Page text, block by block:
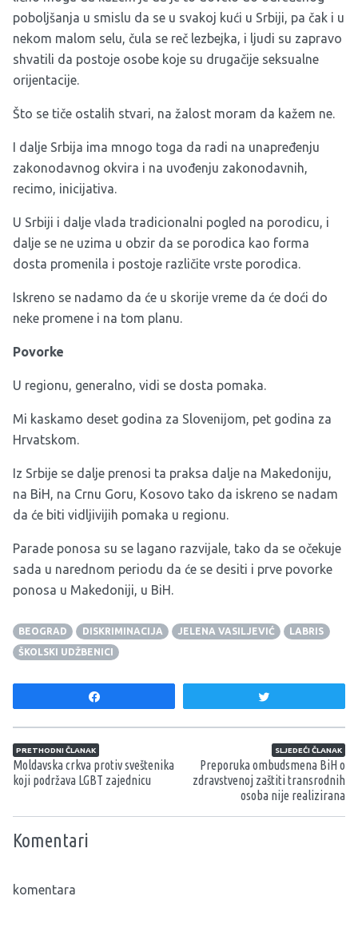
poboljšanja u smislu da se u svakoj kući u Srbiji, pa čak i u
nekom malom selu, čula se reč lezbejka, i ljudi su zapravo
shvatili da postoje osobe koje su drugačije seksualne
orijentacije.
Što se tiče ostalih stvari, na žalost moram da kažem ne.
I dalje Srbija ima mnogo toga da radi na unapređenju
zakonodavnog okvira i na uvođenju zakonodavnih,
recimo, inicijativa.
U Srbiji i dalje vlada tradicionalni pogled na porodicu, i
dalje se ne uzima u obzir da se porodica kao forma
dosta promenila i postoje različite vrste porodica.
Iskreno se nadamo da će u skorije vreme da će doći do
neke promene i na tom planu.
Povorke
U regionu, generalno, vidi se dosta pomaka.
Mi kaskamo deset godina za Slovenijom, pet godina za
Hrvatskom.
Iz Srbije se dalje prenosi ta praksa dalje na Makedoniju,
na BiH, na Crnu Goru, Kosovo tako da iskreno se nadam
da će biti vidljivijih pomaka u regionu.
Parade ponosa su se lagano razvijale, tako da se očekuje
sada u narednom periodu da će se desiti i prve povorke
ponosa u Makedoniji, u BiH.
BEOGRAD DISKRIMINACIJA JELENA VASILJEVIĆ
LABRIS
ŠKOLSKI UDŽBENICI
Navigacija članaka
PRETHODNI ČLANAK
Moldavska crkva protiv sveštenika
koji podržava LGBT zajednicu
SLJEDEĆI ČLANAK
Preporuka ombudsmena BiH o
zdravstvenoj zaštiti transrodnih
osoba nije realizirana
Komentari
komentara